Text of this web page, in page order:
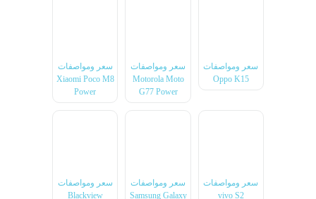
سعر ومواصفات
Oppo K15
سعر ومواصفات
Motorola Moto
G77 Power
سعر ومواصفات
Xiaomi Poco M8
Power
سعر ومواصفات
vivo S2
سعر ومواصفات
Samsung Galaxy
سعر ومواصفات
Blackview